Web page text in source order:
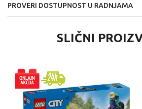
PROVERI DOSTUPNOST U RADNJAMA
SLIČNI